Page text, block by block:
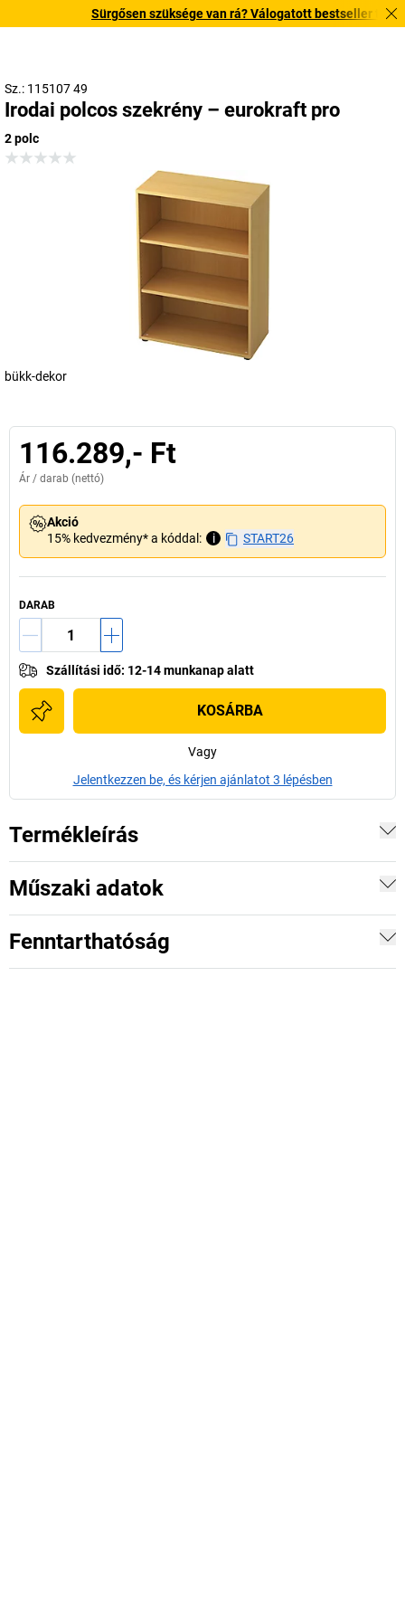
Sürgősen szüksége van rá? Válogatott bestseller
Sz.: 115107 49
Irodai polcos szekrény – eurokraft pro
2 polc
bükk-dekor
116.289,- Ft
Ár / darab (nettó)
Akció
15% kedvezmény* a kóddal:
i START26
DARAB
Szállítási idő: 12-14 munkanap alatt
KOSÁRBA
Vagy
Jelentkezzen be, és kérjen ajánlatot 3 lépésben
Termékleírás
Műszaki adatok
Fenntarthatóság